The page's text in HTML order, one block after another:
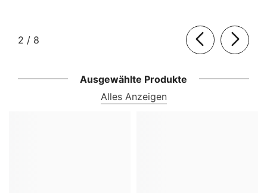
2 / von
8
Ausgewählte Produkte
Alles Anzeigen